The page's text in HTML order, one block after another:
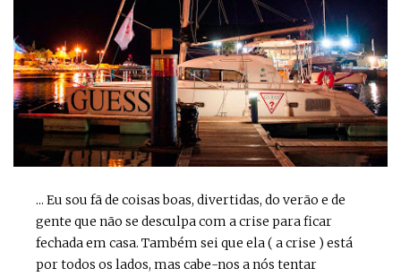
... Eu sou fã de coisas boas, divertidas, do verão e de
gente que não se desculpa com a crise para ficar
fechada em casa. Também sei que ela ( a crise ) está
por todos os lados, mas cabe-nos a nós tentar